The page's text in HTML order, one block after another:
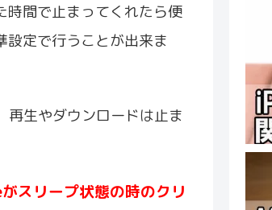
時間で止まってくれたら便
定で行うことが出来ま
再生やダウンロードは止ま
スリープ状態の時のクリ